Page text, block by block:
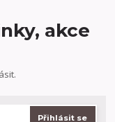
akce
Přihlásit se